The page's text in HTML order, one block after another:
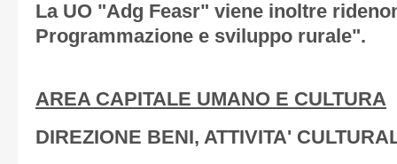
La UO "Adg Feasr" viene inoltre
Programmazione e sviluppo rurale".
AREA CAPITALE UMANO E CULTURA
DIREZIONE BENI, ATTIVITA'